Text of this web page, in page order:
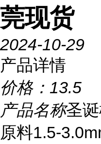
莞现货
2024-10-29
产品详情
价格： 13.5
产品名称圣
原料1.5-